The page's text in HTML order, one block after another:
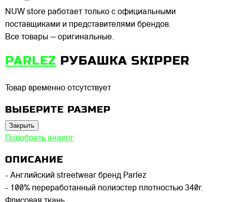
NUW store работает только с официальными
поставщиками и представителями брендов.
Все товары — оригинальные.
PARLEZ РУБАШКА SKIPPER
Товар временно отсутствует
ВЫБЕРИТЕ РАЗМЕР
Закрыть
Подобрать аналог
ОПИСАНИЕ
- Английский streetwear бренд Parlez
- 100% переработанный полиэстер плотностью 340г.